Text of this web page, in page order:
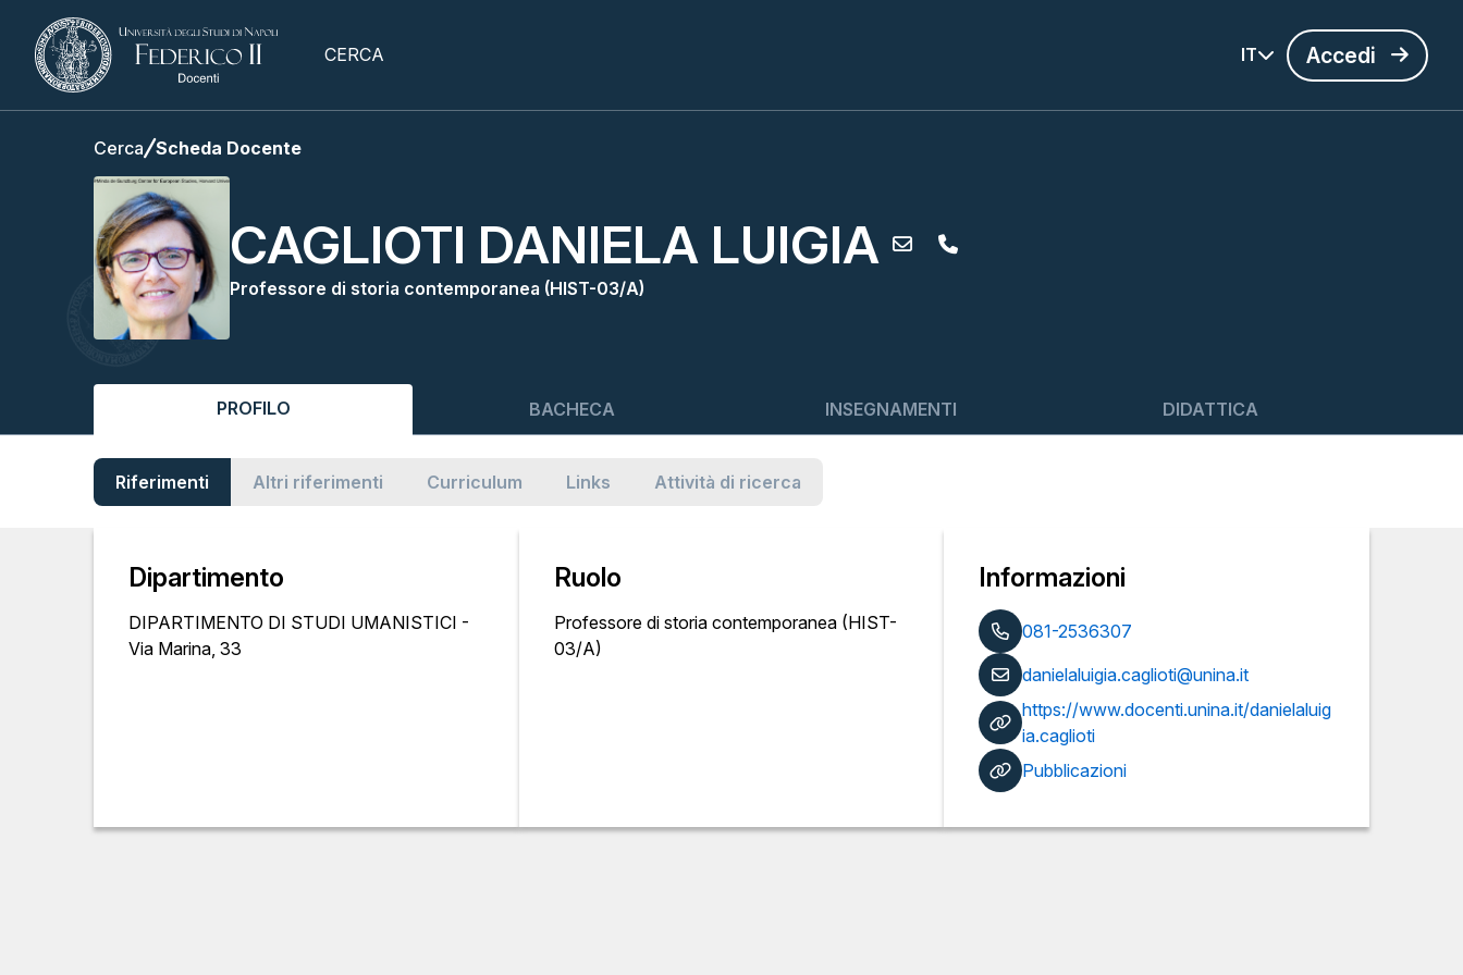
CERCA IT Accedi
Cerca Scheda Docente
CAGLIOTI DANIELA LUIGIA
Professore di storia contemporanea (HIST-03/A)
PROFILO BACHECA INSEGNAMENTI DIDATTICA
Riferimenti Altri riferimenti Curriculum Links Attività di ricerca
Dipartimento
DIPARTIMENTO DI STUDI UMANISTICI -
Via Marina, 33
Ruolo
Professore di storia contemporanea (HIST-
03/A)
Informazioni
081-2536307
danielaluigia.caglioti@unina.it
https://www.docenti.unina.it/danielaluig
ia.caglioti
Pubblicazioni